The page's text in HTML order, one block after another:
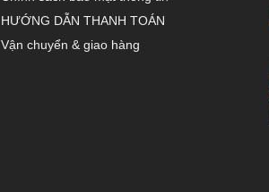
HƯỚNG DẪN THANH TOÁN
Vận chuyển & giao hàng